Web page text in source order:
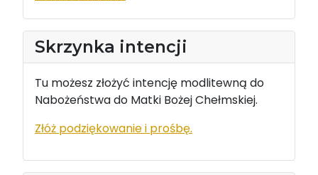
Skrzynka intencji
Tu możesz złożyć intencję modlitewną do
Nabożeństwa do Matki Bożej Chełmskiej.
Złóż podziękowanie i prośbę.